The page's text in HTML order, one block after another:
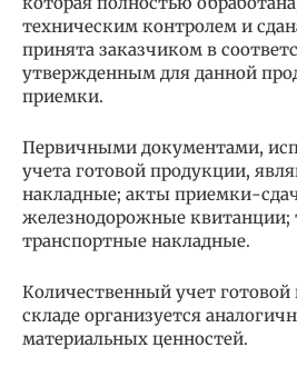
техническим контролем и
принята заказчиком в
утвержденным для данной
приемки.
Первичными документами,
учета готовой продукции,
накладные; акты приемки-
железнодорожные квитанции;
транспортные накладные.
Количественный учет готовой
складе организуется
материальных ценностей.